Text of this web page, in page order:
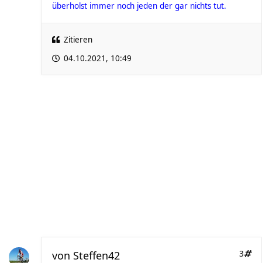
überholst immer noch jeden der gar nichts tut.
Zitieren
04.10.2021, 10:49
3
von Steffen42